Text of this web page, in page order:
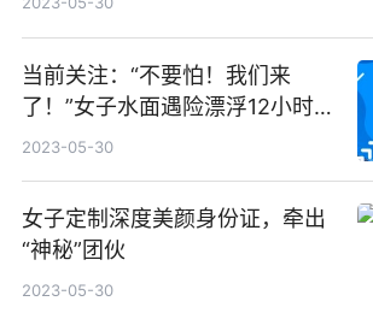
当前关注：“不要怕！我们来
了！”女子水面遇险漂浮12小时，
幸有他们从天而降……
2023-05-30
女子定制深度美颜身份证，牵出
“神秘”团伙
2023-05-30